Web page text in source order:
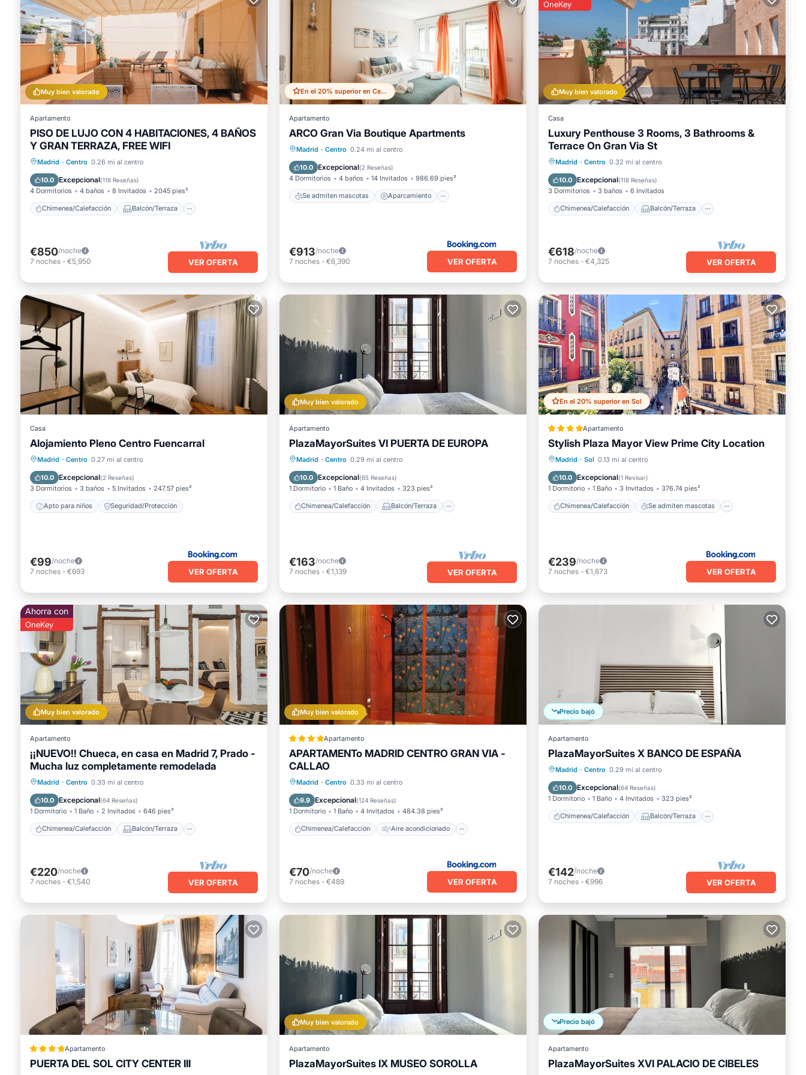
Muy bien valorado
Apartamento
PISO DE LUJO CON 4 HABITACIONES, 4 BAÑOS
Y GRAN TERRAZA, FREE WIFI
Madrid · Centro 0.26 mi al centro
10.0 Excepcional(118 Reseñas)
4 Dormitorios 4 baños 8 Invitados 2045 pies²
Chimenea/Calefacción Balcón/Terraza
Chimenea/Calefacción
Cocina
Aire acondicionado
€850/noche
7 noches - €5,950 VER OFERTA
En el 20% superior en Centro
Apartamento
ARCO Gran Via Boutique Apartments
Madrid · Centro 0.24 mi al centro
10.0 Excepcional(2 Reseñas)
4 Dormitorios 4 baños 14 Invitados 986.69 pies²
Se admiten mascotas Aparcamiento
Se admiten mascotas
Aire acondicionado
€913/noche
7 noches - €6,390 VER OFERTA
Muy bien valorado
OneKey
Casa
Luxury Penthouse 3 Rooms, 3 Bathrooms &
Terrace On Gran Via St
Madrid · Centro 0.32 mi al centro
10.0 Excepcional(118 Reseñas)
3 Dormitorios 3 baños 6 Invitados
Chimenea/Calefacción Balcón/Terraza
Chimenea/Calefacción
Cocina
Aire acondicionado
€618/noche
7 noches - €4,325 VER OFERTA
Casa
Alojamiento Pleno Centro Fuencarral
Madrid · Centro 0.27 mi al centro
10.0 Excepcional(2 Reseñas)
3 Dormitorios 3 baños 5 Invitados 247.57 pies²
Apto para niños Seguridad/Protección
Apto para niños
€99/noche
7 noches - €693 VER OFERTA
Muy bien valorado
Apartamento
PlazaMayorSuites VI PUERTA DE EUROPA
Madrid · Centro 0.29 mi al centro
10.0 Excepcional(65 Reseñas)
1 Dormitorio 1 Baño 4 Invitados 323 pies²
Chimenea/Calefacción Balcón/Terraza
Chimenea/Calefacción
Cocina
Aire acondicionado
€163/noche
7 noches - €1,139 VER OFERTA
En el 20% superior en Sol
Apartamento
Stylish Plaza Mayor View Prime City Location
Madrid · Sol 0.13 mi al centro
10.0 Excepcional(1 Revisar)
1 Dormitorio 1 Baño 3 Invitados 376.74 pies²
Chimenea/Calefacción Se admiten mascotas
Chimenea/Calefacción
Se admiten mascotas
Aire acondicionado
€239/noche
7 noches - €1,673 VER OFERTA
Muy bien valorado
Ahorra con
OneKey
Apartamento
¡¡NUEVO!! Chueca, en casa en Madrid 7, Prado -
Mucha luz completamente remodelada
Madrid · Centro 0.33 mi al centro
10.0 Excepcional(64 Reseñas)
1 Dormitorio 1 Baño 2 Invitados 646 pies²
Chimenea/Calefacción Balcón/Terraza
Chimenea/Calefacción
Cocina
Aire acondicionado
€220/noche
7 noches - €1,540 VER OFERTA
Muy bien valorado
Apartamento
APARTAMENTo MADRID CENTRO GRAN VIA -
CALLAO
Madrid · Centro 0.33 mi al centro
9.9 Excepcional(124 Reseñas)
1 Dormitorio 1 Baño 4 Invitados 484.38 pies²
Chimenea/Calefacción Aire acondicionado
Aire acondicionado
Accesibilidad
€70/noche
7 noches - €489 VER OFERTA
Precio bajó
Apartamento
PlazaMayorSuites X BANCO DE ESPAÑA
Madrid · Centro 0.29 mi al centro
10.0 Excepcional(64 Reseñas)
1 Dormitorio 1 Baño 4 Invitados 323 pies²
Chimenea/Calefacción Balcón/Terraza
Chimenea/Calefacción
Cocina
Aire acondicionado
€142/noche
7 noches - €996 VER OFERTA
Apartamento
PUERTA DEL SOL CITY CENTER III
Chimenea/Calefacción
Muy bien valorado
Apartamento
PlazaMayorSuites IX MUSEO SOROLLA
Precio bajó
Apartamento
PlazaMayorSuites XVI PALACIO DE CIBELES